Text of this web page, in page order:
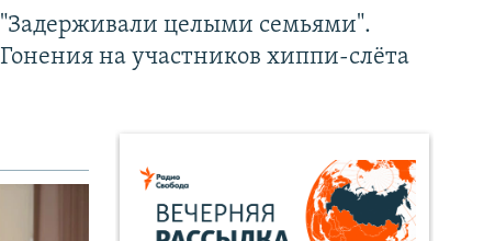
"Задерживали целыми семьями".
Гонения на участников хиппи-слёта